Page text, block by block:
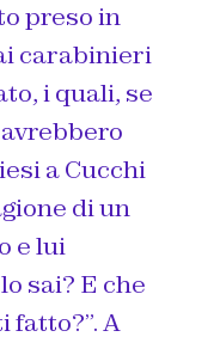
preso in
carabinieri
i quali, se
a Cucchi
di un
e lui
sai? E che
fatto?”. A